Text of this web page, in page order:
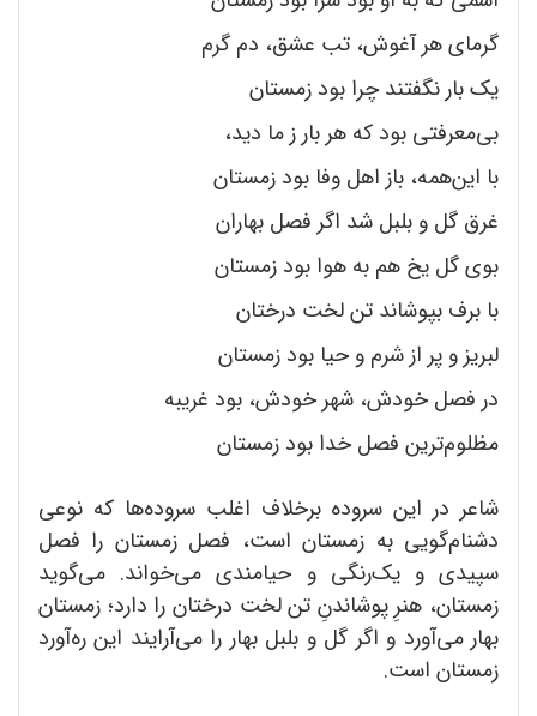
گرمای هر آغوش، تب عشق، دم گرم
یک بار نگفتند چرا بود زمستان
بی‌معرفتی بود که هر بار ز ما دید،
با این‌همه، باز اهل وفا بود زمستان
غرق گل و بلبل شد اگر فصل بهاران
بوی گل یخ هم به هوا بود زمستان
با برف بپوشاند تن لخت درختان
لبریز و پر از شرم و حیا بود زمستان
در فصل خودش، شهر خودش، بود غریبه
مظلوم‌ترین فصل خدا بود زمستان
شاعر در این سروده برخلاف اغلب سروده‌ها که نوعی
دشنام‌گویی به زمستان است، فصل زمستان را فصل
سپیدی و یک‌رنگی و حیامندی می‌خواند. می‌گوید
زمستان، هنرِ پوشاندنِ تن لخت درختان را دارد؛ زمستان
بهار می‌آورد و اگر گل و بلبل بهار را می‌آرایند این ره‌آورد
زمستان است.